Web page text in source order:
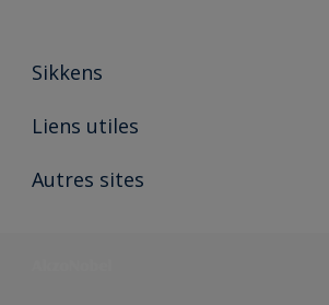
Sikkens
A propos de Sikkens
Liens utiles
Ouvrir un magasin PASS
Autres sites